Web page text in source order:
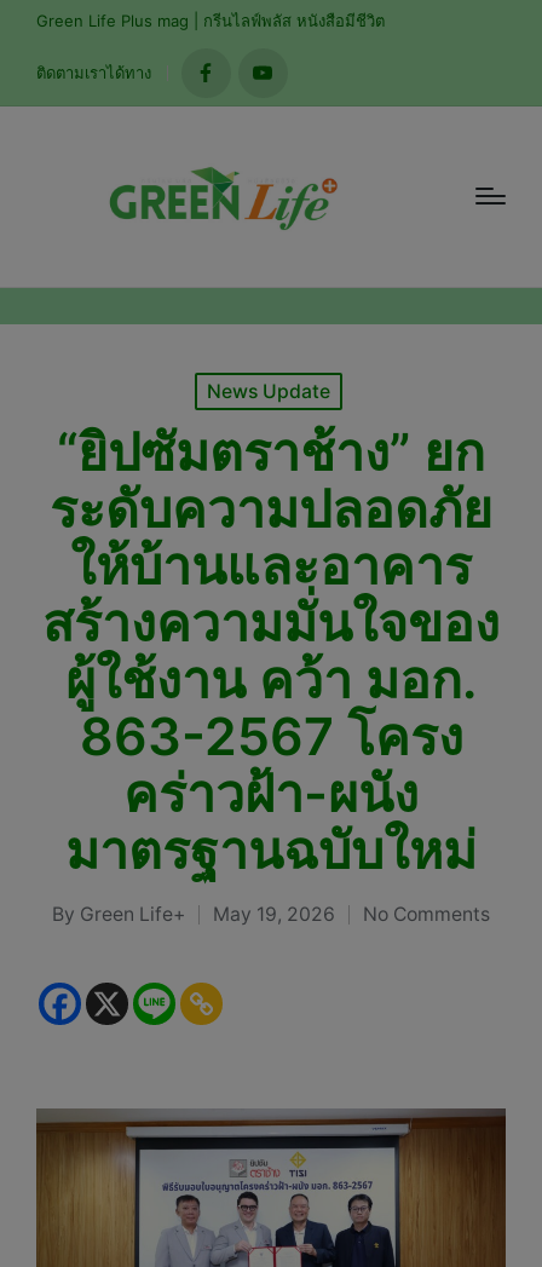
Green Life Plus mag | กรีนไลฟ์พลัส หนังสือมีชีวิต
ติดตามเราได้ทาง
facebookyoutube
Posted
News Update
“ยิปซัมตราช้าง” ยก
ระดับความปลอดภัย
ให้บ้านและอาคาร
สร้างความมั่นใจของ
ผู้ใช้งาน คว้า มอก.
863-2567 โครง
คร่าวฝ้า-ผนัง
มาตรฐานฉบับใหม่
Posted
By Green Life+ May 19, 2026 No Comments
modal-check